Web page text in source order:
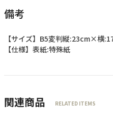
備考
【サイズ】B5変判縦:23cm×横
【仕様】表紙:特殊紙
関連商品